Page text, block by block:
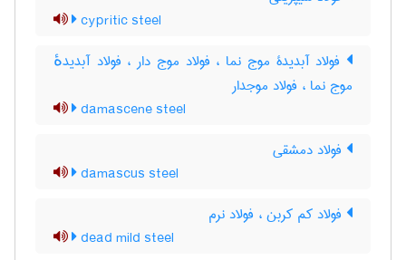
cypritic steel
فولاد آبدیدۀ موج نما ، فولاد موج دار ، فولاد آبدیدهٔ
موج نما ، فولاد موجدار
damascene steel
فولاد دمشقی
damascus steel
فولاد کم کربن ، فولاد نرم
dead mild steel